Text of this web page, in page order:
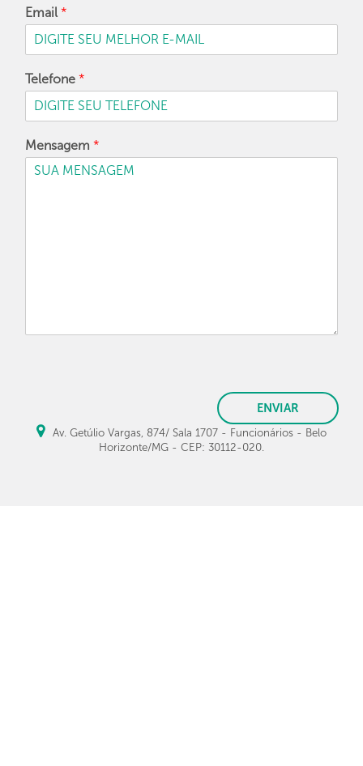
Email *
Telefone *
Mensagem *
ENVIAR
Av. Getúlio Vargas, 874/ Sala 1707 - Funcionários - Belo
Horizonte/MG - CEP: 30112-020.